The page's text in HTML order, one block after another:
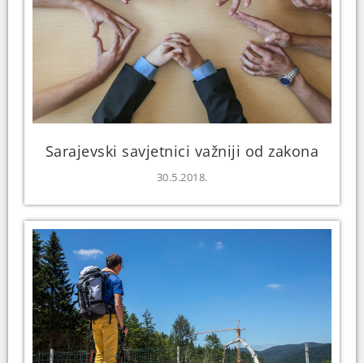
Sarajevski savjetnici važniji od zakona
30.5.2018.